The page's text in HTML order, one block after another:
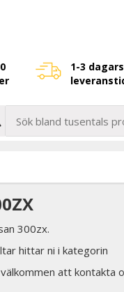
1-3 dagars
300zx.
hittar ni i kategorin
att kontakta